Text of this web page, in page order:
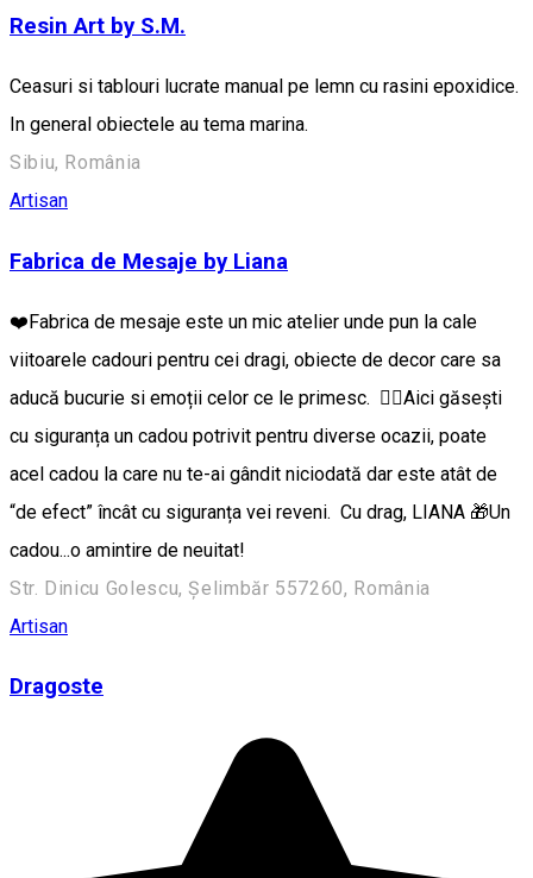
Resin Art by S.M.
Ceasuri si tablouri lucrate manual pe lemn cu rasini epoxidice.
In general obiectele au tema marina.
Sibiu, România
Artisan
Fabrica de Mesaje by Liana
❤️Fabrica de mesaje este un mic atelier unde pun la cale
viitoarele cadouri pentru cei dragi, obiecte de decor care sa
aducă bucurie si emoții celor ce le primesc. 👉🏼Aici găsești
cu siguranța un cadou potrivit pentru diverse ocazii, poate
acel cadou la care nu te-ai gândit niciodată dar este atât de
“de efect” încât cu siguranța vei reveni. Cu drag, LIANA 🎁Un
cadou...o amintire de neuitat!
Str. Dinicu Golescu, Șelimbăr 557260, România
Artisan
Dragoste